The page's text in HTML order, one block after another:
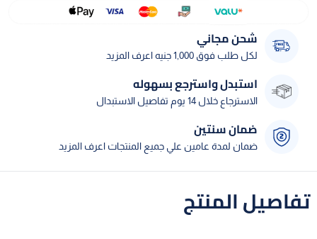
شحن مجاني
لكل طلب فوق 1,000 جنيه اعرف المزيد
استبدل واسترجع بسهوله
الاسترجاع خلال 14 يوم تفاصيل الاستبدال
ضمان سنتين
ضمان لمدة عامين علي جميع المنتجات اعرف المزيد
تفاصيل المنتج